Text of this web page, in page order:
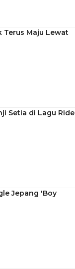
Maju Lewat
Setia di Lagu Ride
Jepang 'Boy